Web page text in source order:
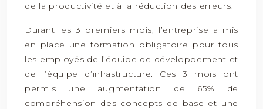
de la productivité et à la réduction des erreurs.
Durant les 3 premiers mois, l’entreprise a mis
en place une formation obligatoire pour tous
les employés de l’équipe de développement et
de l’équipe d’infrastructure. Ces 3 mois ont
permis une augmentation de 65% de
compréhension des concepts de base et une